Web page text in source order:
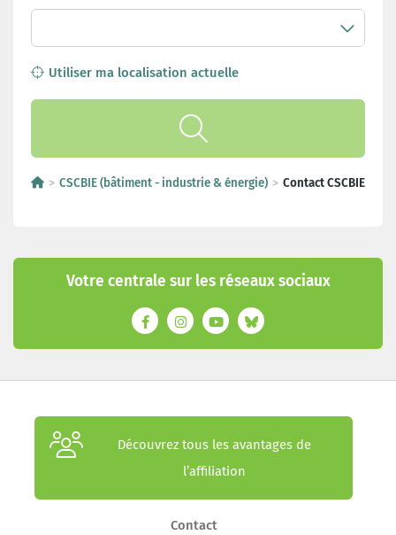
Utiliser ma localisation actuelle
CSCBIE (bâtiment - industrie & énergie) Contact CSCBIE
Votre centrale sur les réseaux sociaux
Découvrez tous les avantages de
l’affiliation
Contact